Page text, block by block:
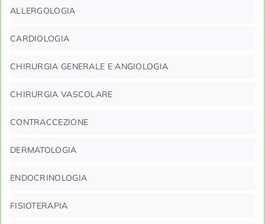
ALLERGOLOGIA
CARDIOLOGIA
CHIRURGIA GENERALE E ANGIOLOGIA
CHIRURGIA VASCOLARE
CONTRACCEZIONE
DERMATOLOGIA
ENDOCRINOLOGIA
FISIOTERAPIA